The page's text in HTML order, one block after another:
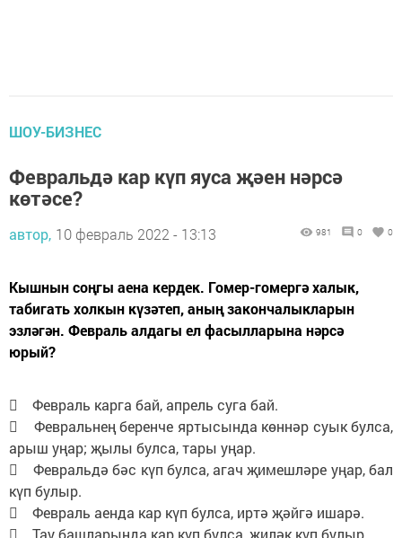
ШОУ-БИЗНЕС
Февральдә кар күп яуса җәен нәрсә
көтәсе?
автор, 10 февраль 2022 - 13:13 981 0 0
Кышнын соңгы аена кердек. Гомер-гомергә халык,
табигать холкын күзәтеп, аның закончалыкларын
эзләгән. Февраль алдагы ел фасылларына нәрсә
юрый?
 Февраль карга бай, апрель суга бай.
 Февральнең беренче яртысында көннәр суык булса,
арыш уңар; җылы булса, тары уңар.
 Февральдә бәс күп булса, агач җимешләре уңар, бал
күп булыр.
 Февраль аенда кар күп булса, иртә җәйгә ишарә.
 Тау башларында кар күп булса, җиләк күп булыр.